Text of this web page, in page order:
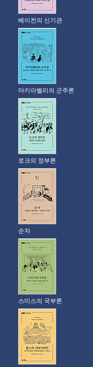
베이컨의 신기관
마키아벨리의 군주론
로크의 정부론
순자
스미스의 국부론